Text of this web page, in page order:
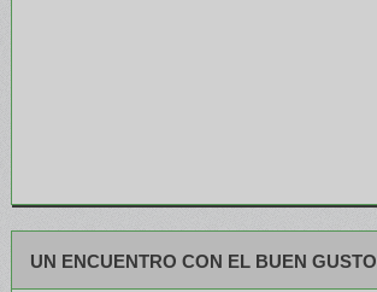
UN ENCUENTRO CON EL BUEN GUSTO